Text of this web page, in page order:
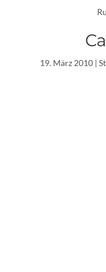
19. März 2010|